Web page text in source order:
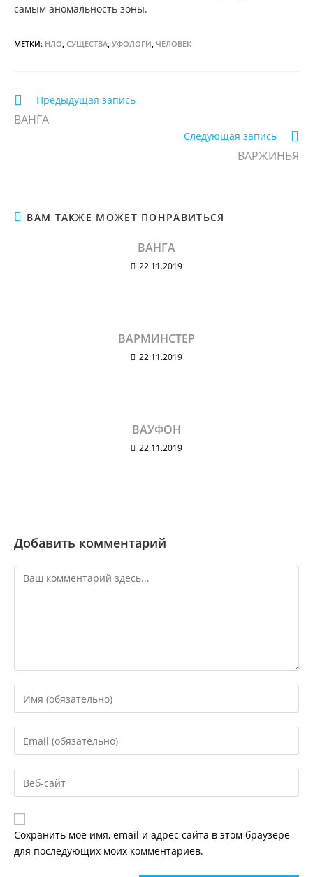
самым аномальность зоны.
МЕТКИ: НЛО, СУЩЕСТВА, УФОЛОГИ, ЧЕЛОВЕК
Еще
статьи
Предыдущая запись
ВАНГА
Следующая запись
ВАРЖИНЬЯ
ВАМ ТАКЖЕ МОЖЕТ ПОНРАВИТЬСЯ
ВАНГА
22.11.2019
ВАРМИНСТЕР
22.11.2019
ВАУФОН
22.11.2019
Добавить комментарий
Комментарий
имя
или
имя
пользователя,
чтобы
Введите
email-
адрес,
чтобы
прокомментировать
Введите
веб-
сайта
(необязательно)
Сохранить моё имя, email и адрес сайта в этом браузере
для последующих моих комментариев.